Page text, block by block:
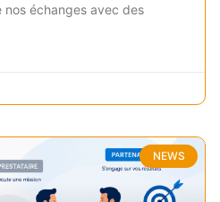
nos échanges avec des
NEWS